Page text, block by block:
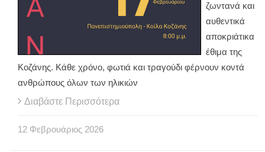
ζωντανά και
αυθεντικά
αποκριάτικα
έθιμα της
Κοζάνης. Κάθε χρόνο, φωτιά και τραγούδι φέρνουν κοντά
ανθρώπους όλων των ηλικιών
Διαβάστε Περισσότερα
12 Φεβρουάριος 2026